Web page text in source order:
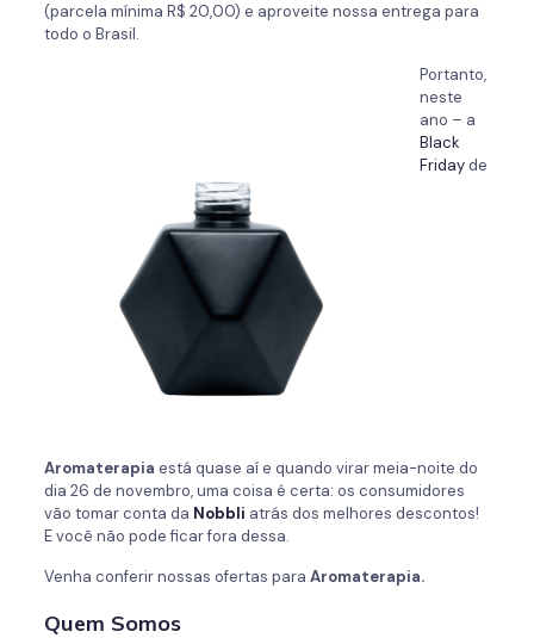
(parcela mínima R$ 20,00) e aproveite nossa entrega para
todo o Brasil.
Portanto,
neste
ano – a
Black
Fridayde
Aromaterapia está quase aí e quando virar meia-noite do
dia 26 de novembro, uma coisa é certa: os consumidores
vão tomar conta da Nobbli atrás dos melhores descontos!
E você não pode ficar fora dessa.
Venha conferir nossas ofertas para Aromaterapia.
Quem Somos